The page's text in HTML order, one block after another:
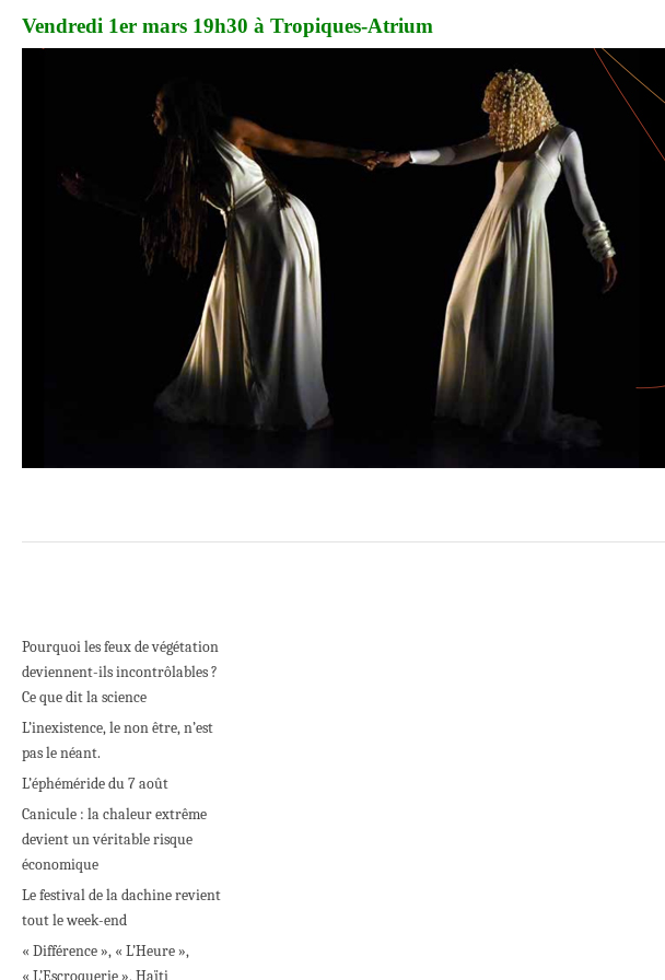
Vendredi 1er mars 19h30 à Tropiques-Atrium
Pourquoi les feux de végétation
deviennent-ils incontrôlables ?
Ce que dit la science
L’inexistence, le non être, n’est
pas le néant.
L’éphéméride du 7 août
Canicule : la chaleur extrême
devient un véritable risque
économique
Le festival de la dachine revient
tout le week-end
« Différence », « L’Heure »,
« L’Escroquerie », Haïti